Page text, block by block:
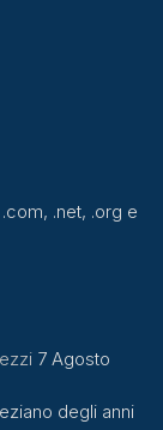
.net, .org e
7 Agosto
degli anni